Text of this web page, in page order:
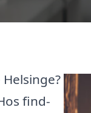
find-